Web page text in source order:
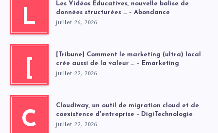
L
Les Vidéos Éducatives, nouvelle balise de
données structurées … – Abondance
juillet 26, 2026
[
[Tribune] Comment le marketing (ultra) local
crée aussi de la valeur … – Emarketing
juillet 22, 2026
C
Cloudiway, un outil de migration cloud et de
coexistence d'entreprise – DigiTechnologie
juillet 22, 2026